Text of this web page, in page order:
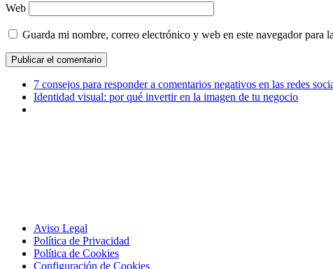
Web
Guarda mi nombre, correo electrónico y web en este navegador para
7 consejos para responder a comentarios negativos en las redes
Identidad visual: por qué invertir en la imagen de tu negocio
Aviso Legal
Política de Privacidad
Política de Cookies
Configuración de Cookies